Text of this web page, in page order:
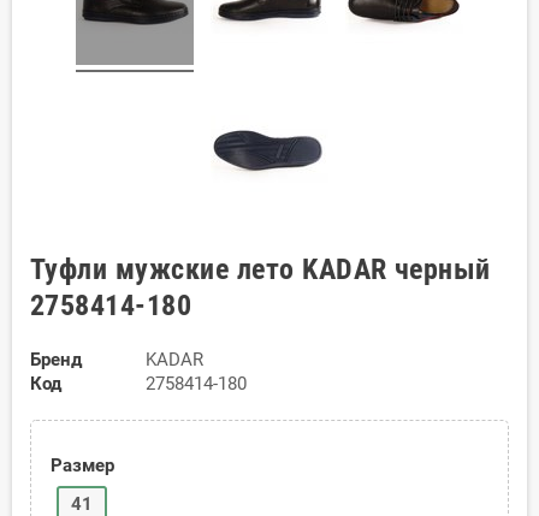
Туфли мужские лето KADAR черный
2758414-180
Бренд
KADAR
Код
2758414-180
Размер
41